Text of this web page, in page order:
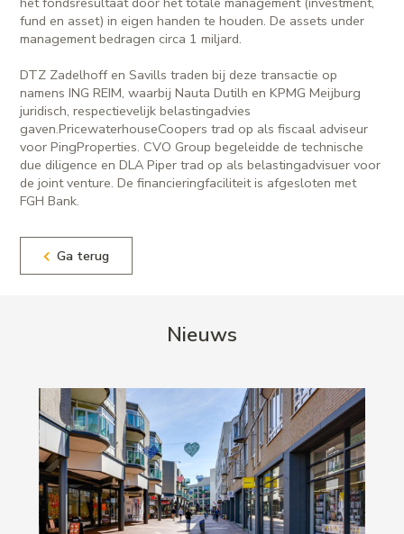
fund en asset) in eigen handen te houden. De assets under
management bedragen circa 1 miljard.
DTZ Zadelhoff en Savills traden bij deze transactie op
namens ING REIM, waarbij Nauta Dutilh en KPMG Meijburg
juridisch, respectievelijk belastingadvies
gaven.PricewaterhouseCoopers trad op als fiscaal adviseur
voor PingProperties. CVO Group begeleidde de technische
due diligence en DLA Piper trad op als belastingadvisuer voor
de joint venture. De financieringfaciliteit is afgesloten met
FGH Bank.
Ga terug
Nieuws